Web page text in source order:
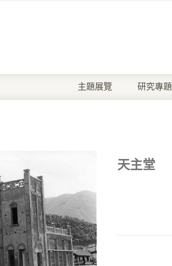
主題展覽 研究專題
天主堂